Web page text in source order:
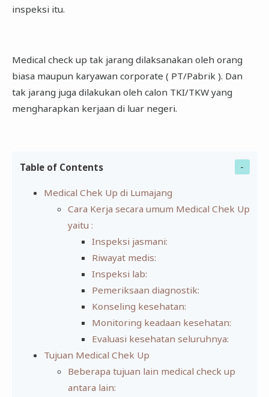
inspeksi itu.
Medical check up tak jarang dilaksanakan oleh orang
biasa maupun karyawan corporate ( PT/Pabrik ). Dan
tak jarang juga dilakukan oleh calon TKI/TKW yang
mengharapkan kerjaan di luar negeri.
Table of Contents
Medical Chek Up di Lumajang
Cara Kerja secara umum Medical Chek Up
yaitu :
Inspeksi jasmani:
Riwayat medis:
Inspeksi lab:
Pemeriksaan diagnostik:
Konseling kesehatan:
Monitoring keadaan kesehatan:
Evaluasi kesehatan seluruhnya:
Tujuan Medical Chek Up
Beberapa tujuan lain medical check up
antara lain: